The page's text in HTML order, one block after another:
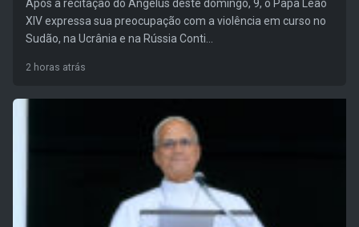
Após a recitação do Angelus deste domingo, 9, o Papa Leão
XIV expressa sua preocupação com a violência em curso no
Sudão, na Ucrânia e na Rússia Conti...
2 horas atrás